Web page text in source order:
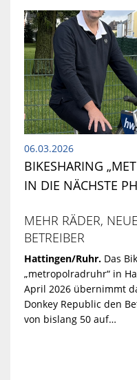
06.03.2026
BIKESHARING
IN DIE NÄCHSTE
MEHR RÄDER,
BETREIBER
Hattingen/Ruhr.Das
„metropolradruhr“ in
April 2026 übernimmt
Donkey Republic den
von bislang 50 auf…